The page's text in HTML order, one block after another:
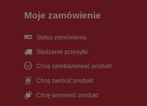
Moje zamówienie
Status zamówienia
Śledzenie przesyłki
Chcę zareklamować produkt
Chcę zwrócić produkt
Chcę wymienić produkt